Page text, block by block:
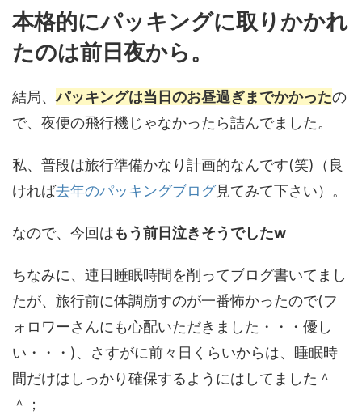
本格的にパッキングに取りかかれ
たのは前日夜から。
結局、パッキングは当日のお昼過ぎまでかかったの
で、夜便の飛行機じゃなかったら詰んでました。
私、普段は旅行準備かなり計画的なんです(笑)（良
ければ去年のパッキングブログ見てみて下さい）。
なので、今回はもう前日泣きそうでしたw
ちなみに、連日睡眠時間を削ってブログ書いてまし
たが、旅行前に体調崩すのが一番怖かったので(フ
ォロワーさんにも心配いただきました・・・優し
い・・・)、さすがに前々日くらいからは、睡眠時
間だけはしっかり確保するようにはしてました＾
＾；